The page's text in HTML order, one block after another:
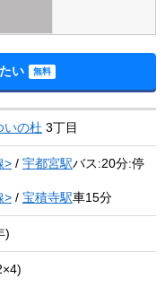
い
いの杜 3丁目
> / 宇都宮駅バス:20分:停
> / 宝積寺駅車15分
)